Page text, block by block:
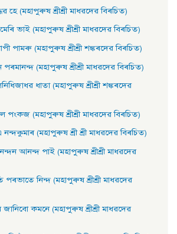
হে (মহাপুৰুষ শ্ৰীশ্ৰী মাধৱদেৱ বিৰচিত)
ভাই (মহাপুৰুষ শ্ৰীশ্ৰী মাধৱদেৱ বিৰচিত)
পামৰু (মহাপুৰুষ শ্ৰীশ্ৰী শঙ্কৰদেৱ বিৰচিত)
(মহাপুৰুষ শ্ৰীশ্ৰী মাধৱদেৱ বিৰচিত)
ধাতা (মহাপুৰুষ শ্ৰীশ্ৰী শঙ্কৰদেৱ
(মহাপুৰুষ শ্ৰীশ্ৰী মাধৱদেৱ বিৰচিত)
(মহাপুৰুষ শ্ৰী শ্ৰী মাধৱদেৱ বিৰচিত)
আনন্দ পাই (মহাপুৰুষ শ্ৰীশ্ৰী মাধৱদেৱ
নিন্দ (মহাপুৰুষ শ্ৰীশ্ৰী মাধৱদেৱ
জানিবো কমনে (মহাপুৰুষ শ্ৰীশ্ৰী মাধৱদেৱ